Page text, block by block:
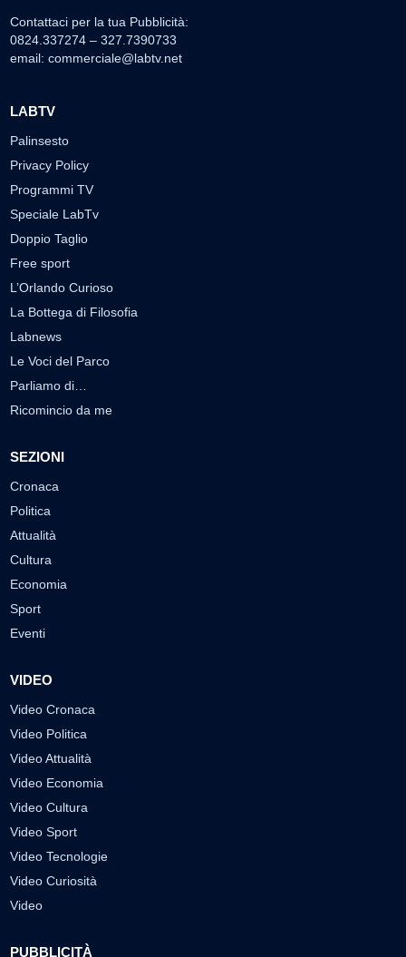
Contattaci per la tua Pubblicità:
0824.337274 – 327.7390733
email: commerciale@labtv.net
LABTV
Palinsesto
Privacy Policy
Programmi TV
Speciale LabTv
Doppio Taglio
Free sport
L’Orlando Curioso
La Bottega di Filosofia
Labnews
Le Voci del Parco
Parliamo di…
Ricomincio da me
SEZIONI
Cronaca
Politica
Attualità
Cultura
Economia
Sport
Eventi
VIDEO
Video Cronaca
Video Politica
Video Attualità
Video Economia
Video Cultura
Video Sport
Video Tecnologie
Video Curiosità
Video
PUBBLICITÀ